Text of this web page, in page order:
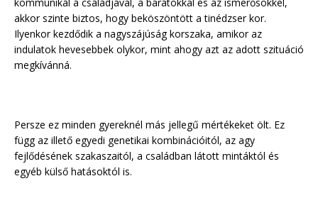
akkor szinte biztos, hogy beköszöntött a tinédzser kor.
Ilyenkor kezdődik a nagyszájúság korszaka, amikor az
indulatok hevesebbek olykor, mint ahogy azt az adott szituáció
megkívánná.
Persze ez minden gyereknél más jellegű mértékeket ölt. Ez
függ az illető egyedi genetikai kombinációitól, az agy
fejlődésének szakaszaitól, a családban látott mintáktól és
egyéb külső hatásoktól is.